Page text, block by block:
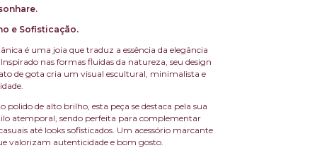
e Sofisticação.
é uma joia que traduz a essência da elegância
nas formas fluidas da natureza, seu design
de gota cria um visual escultural, minimalista e
polido de alto brilho, esta peça se destaca pela sua
atemporal, sendo perfeita para complementar
até looks sofisticados. Um acessório marcante
valorizam autenticidade e bom gosto.